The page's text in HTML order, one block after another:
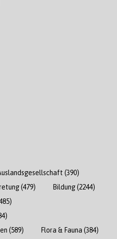
(390)
(479) Bildung(2244)
(589) Flora & Fauna (384)